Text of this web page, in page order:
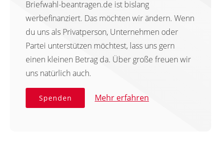
Briefwahl-beantragen.de ist bislang
werbefinanziert. Das möchten wir ändern. Wenn
du uns als Privatperson, Unternehmen oder
Partei unterstützen möchtest, lass uns gern
einen kleinen Betrag da. Über große freuen wir
uns natürlich auch.
Spenden Mehr erfahren